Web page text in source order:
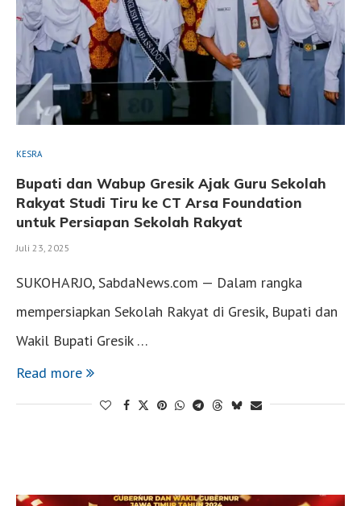
KESRA
Bupati dan Wabup Gresik Ajak Guru Sekolah
Rakyat Studi Tiru ke CT Arsa Foundation
untuk Persiapan Sekolah Rakyat
Juli 23, 2025
SUKOHARJO, SabdaNews.com — Dalam rangka
mempersiapkan Sekolah Rakyat di Gresik, Bupati dan
Wakil Bupati Gresik …
Read more